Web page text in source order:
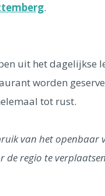
.
uit het dagelijkse
worden
tot rust.
van het openbaar
de regio te